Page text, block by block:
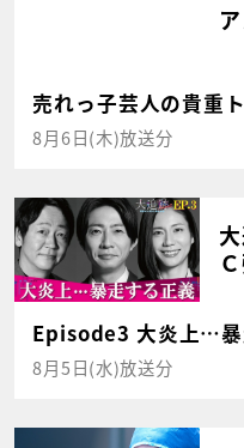
売れっ子芸人の貴重
8月6日(木)放送分
Episode3 大炎上…暴
8月5日(水)放送分